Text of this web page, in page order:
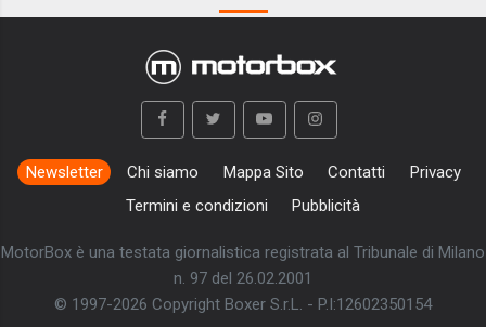
Newsletter Chi siamo Mappa Sito Contatti
Privacy
Termini e condizioni
Pubblicità
MotorBox è una testata giornalistica registrata al Tribunale di Milano
n. 97 del 26.02.2001
© 1997-2026 Copyright Boxer S.r.L. - P.I:12602350154